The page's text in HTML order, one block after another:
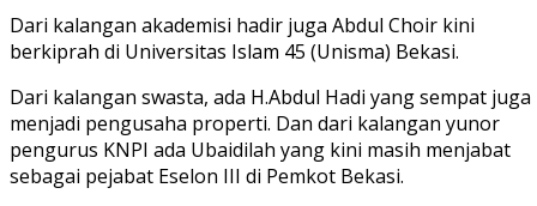
Dari kalangan akademisi hadir juga Abdul Choir kini
berkiprah di Universitas Islam 45 (Unisma) Bekasi.
Dari kalangan swasta, ada H.Abdul Hadi yang sempat juga
menjadi pengusaha properti. Dan dari kalangan yunor
pengurus KNPI ada Ubaidilah yang kini masih menjabat
sebagai pejabat Eselon III di Pemkot Bekasi.